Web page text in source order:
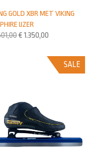
GOLD XBR MET VIKING
IJZER
€ 1.350,00
SALE